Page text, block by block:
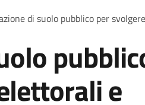
di suolo pubblico per
e